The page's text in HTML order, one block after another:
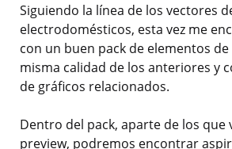
Siguiendo la línea de los vectores
electrodomésticos, esta vez me
con un buen pack de elementos
misma calidad de los anteriores y
de gráficos relacionados.
Dentro del pack, aparte de los que
preview, podremos encontrar